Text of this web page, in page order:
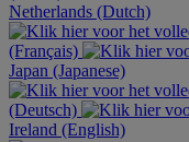
Netherlands (Dutch)
(Français)
Japan (Japanese)
(Deutsch)
Ireland (English)